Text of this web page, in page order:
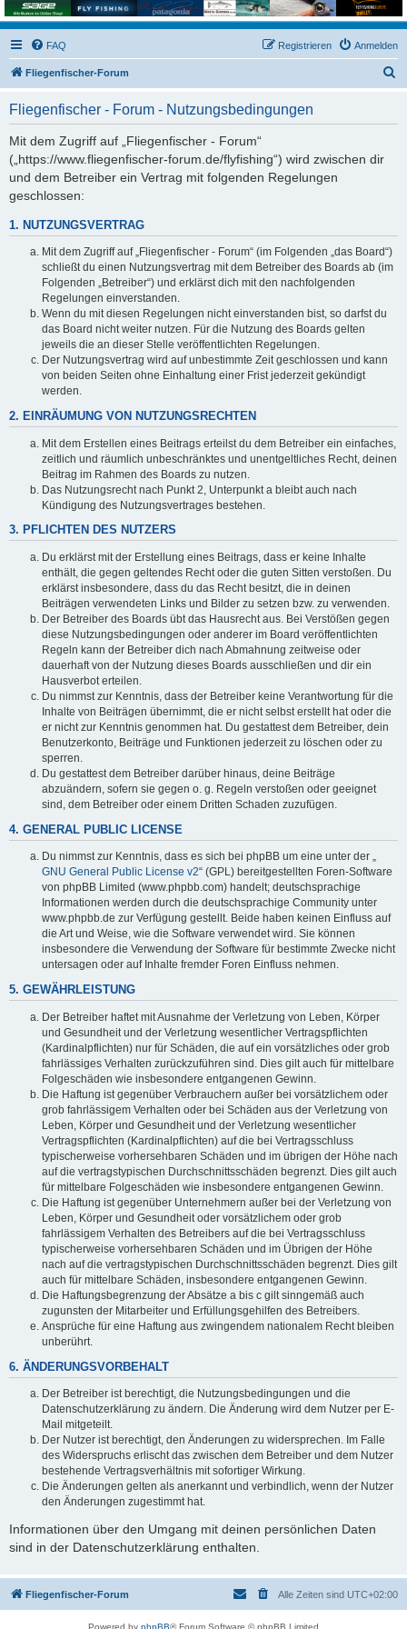
FAQ Anmelden
Registrieren
Fliegenfischer-Forum
Fliegenfischer - Forum - Nutzungsbedingungen
Mit dem Zugriff auf „Fliegenfischer - Forum“
(„https://www.fliegenfischer-forum.de/flyfishing“) wird zwischen dir
und dem Betreiber ein Vertrag mit folgenden Regelungen
geschlossen:
1. NUTZUNGSVERTRAG
Mit dem Zugriff auf „Fliegenfischer - Forum“ (im Folgenden „das Board“)
schließt du einen Nutzungsvertrag mit dem Betreiber des Boards ab (im
Folgenden „Betreiber“) und erklärst dich mit den nachfolgenden
Regelungen einverstanden.
Wenn du mit diesen Regelungen nicht einverstanden bist, so darfst du
das Board nicht weiter nutzen. Für die Nutzung des Boards gelten
jeweils die an dieser Stelle veröffentlichten Regelungen.
Der Nutzungsvertrag wird auf unbestimmte Zeit geschlossen und kann
von beiden Seiten ohne Einhaltung einer Frist jederzeit gekündigt
werden.
2. EINRÄUMUNG VON NUTZUNGSRECHTEN
Mit dem Erstellen eines Beitrags erteilst du dem Betreiber ein einfaches,
zeitlich und räumlich unbeschränktes und unentgeltliches Recht, deinen
Beitrag im Rahmen des Boards zu nutzen.
Das Nutzungsrecht nach Punkt 2, Unterpunkt a bleibt auch nach
Kündigung des Nutzungsvertrages bestehen.
3. PFLICHTEN DES NUTZERS
Du erklärst mit der Erstellung eines Beitrags, dass er keine Inhalte
enthält, die gegen geltendes Recht oder die guten Sitten verstoßen. Du
erklärst insbesondere, dass du das Recht besitzt, die in deinen
Beiträgen verwendeten Links und Bilder zu setzen bzw. zu verwenden.
Der Betreiber des Boards übt das Hausrecht aus. Bei Verstößen gegen
diese Nutzungsbedingungen oder anderer im Board veröffentlichten
Regeln kann der Betreiber dich nach Abmahnung zeitweise oder
dauerhaft von der Nutzung dieses Boards ausschließen und dir ein
Hausverbot erteilen.
Du nimmst zur Kenntnis, dass der Betreiber keine Verantwortung für die
Inhalte von Beiträgen übernimmt, die er nicht selbst erstellt hat oder die
er nicht zur Kenntnis genommen hat. Du gestattest dem Betreiber, dein
Benutzerkonto, Beiträge und Funktionen jederzeit zu löschen oder zu
sperren.
Du gestattest dem Betreiber darüber hinaus, deine Beiträge
abzuändern, sofern sie gegen o. g. Regeln verstoßen oder geeignet
sind, dem Betreiber oder einem Dritten Schaden zuzufügen.
4. GENERAL PUBLIC LICENSE
Du nimmst zur Kenntnis, dass es sich bei phpBB um eine unter der „
GNU General Public License v2“ (GPL) bereitgestellten Foren-Software
von phpBB Limited (www.phpbb.com) handelt; deutschsprachige
Informationen werden durch die deutschsprachige Community unter
www.phpbb.de zur Verfügung gestellt. Beide haben keinen Einfluss auf
die Art und Weise, wie die Software verwendet wird. Sie können
insbesondere die Verwendung der Software für bestimmte Zwecke nicht
untersagen oder auf Inhalte fremder Foren Einfluss nehmen.
5. GEWÄHRLEISTUNG
Der Betreiber haftet mit Ausnahme der Verletzung von Leben, Körper
und Gesundheit und der Verletzung wesentlicher Vertragspflichten
(Kardinalpflichten) nur für Schäden, die auf ein vorsätzliches oder grob
fahrlässiges Verhalten zurückzuführen sind. Dies gilt auch für mittelbare
Folgeschäden wie insbesondere entgangenen Gewinn.
Die Haftung ist gegenüber Verbrauchern außer bei vorsätzlichem oder
grob fahrlässigem Verhalten oder bei Schäden aus der Verletzung von
Leben, Körper und Gesundheit und der Verletzung wesentlicher
Vertragspflichten (Kardinalpflichten) auf die bei Vertragsschluss
typischerweise vorhersehbaren Schäden und im übrigen der Höhe nach
auf die vertragstypischen Durchschnittsschäden begrenzt. Dies gilt auch
für mittelbare Folgeschäden wie insbesondere entgangenen Gewinn.
Die Haftung ist gegenüber Unternehmern außer bei der Verletzung von
Leben, Körper und Gesundheit oder vorsätzlichem oder grob
fahrlässigem Verhalten des Betreibers auf die bei Vertragsschluss
typischerweise vorhersehbaren Schäden und im Übrigen der Höhe
nach auf die vertragstypischen Durchschnittsschäden begrenzt. Dies gilt
auch für mittelbare Schäden, insbesondere entgangenen Gewinn.
Die Haftungsbegrenzung der Absätze a bis c gilt sinngemäß auch
zugunsten der Mitarbeiter und Erfüllungsgehilfen des Betreibers.
Ansprüche für eine Haftung aus zwingendem nationalem Recht bleiben
unberührt.
6. ÄNDERUNGSVORBEHALT
Der Betreiber ist berechtigt, die Nutzungsbedingungen und die
Datenschutzerklärung zu ändern. Die Änderung wird dem Nutzer per E-
Mail mitgeteilt.
Der Nutzer ist berechtigt, den Änderungen zu widersprechen. Im Falle
des Widerspruchs erlischt das zwischen dem Betreiber und dem Nutzer
bestehende Vertragsverhältnis mit sofortiger Wirkung.
Die Änderungen gelten als anerkannt und verbindlich, wenn der Nutzer
den Änderungen zugestimmt hat.
Informationen über den Umgang mit deinen persönlichen Daten
sind in der Datenschutzerklärung enthalten.
Fliegenfischer-Forum Alle Zeiten sind UTC+02:00